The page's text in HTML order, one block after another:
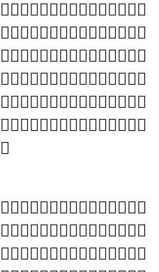
𖁋𖁌𖁍𖁎𖁏𖁐𖁑𖁒𖁓𖁔𖁕𖁖𖁗𖁘𖁙
𖁩𖁪𖁫𖁬𖁭𖁮𖁯𖁰𖁱𖁲𖁳𖁴𖁵𖁶𖁷
𖂇𖂈𖂉𖂊𖂋𖂌𖂍𖂎𖂏𖂐𖂑𖂒𖂓𖂔𖂕
𖂥𖂦𖂧𖂨𖂩𖂪𖂫𖂬𖂭𖂮𖂯𖂰𖂱𖂲𖂳
𖃃𖃄𖃅𖃆𖃇𖃈𖃉𖃊𖃋𖃌𖃍𖃎𖃏𖃐𖃑
𖃡𖃢𖃣𖃤𖃥𖃦𖃧𖃨𖃩𖃪𖃫𖃬𖃭𖃮𖃯
𖃿
𖄏𖄐𖄑𖄒𖄓𖄔𖄕𖄖𖄗𖄘𖄙𖄚𖄛𖄜𖄝
𖄭𖄮𖄯𖄰𖄱𖄲𖄳𖄴𖄵𖄶𖄷𖄸𖄹𖄺𖄻
𖅋𖅌𖅍𖅎𖅏𖅐𖅑𖅒𖅓𖅔𖅕𖅖𖅗𖅘𖅙